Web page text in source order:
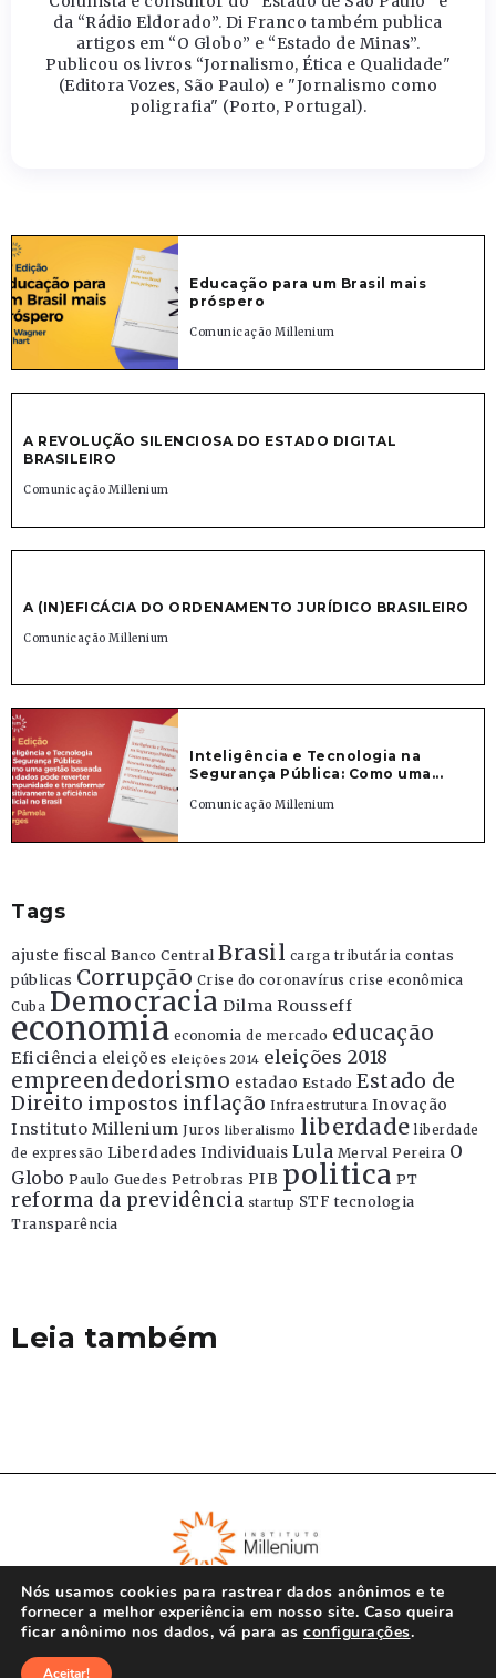
da “Rádio Eldorado”. Di Franco também publica
artigos em “O Globo” e “Estado de Minas”.
Publicou os livros “Jornalismo, Ética e Qualidade"
(Editora Vozes, São Paulo) e "Jornalismo como
poligrafia" (Porto, Portugal).
Educação para um Brasil mais
próspero
Comunicação Millenium
A REVOLUÇÃO SILENCIOSA DO ESTADO DIGITAL
BRASILEIRO
Comunicação Millenium
A (IN)EFICÁCIA DO ORDENAMENTO JURÍDICO BRASILEIRO
Comunicação Millenium
Inteligência e Tecnologia na
Segurança Pública: Como uma...
Comunicação Millenium
Tags
ajuste fiscal Banco Central Brasil carga tributária contas
públicas Corrupção Crise do coronavírus crise econômica
Cuba Democracia Dilma Rousseff
economia economia de mercado educação
Eficiência eleições eleições 2014 eleições 2018
empreendedorismo estadao Estado Estado de
Direito impostos inflação Infraestrutura Inovação
Instituto Millenium Juros liberalismo liberdade liberdade
de expressão Liberdades Individuais Lula Merval Pereira O
Globo Paulo Guedes Petrobras PIB politica PT
reforma da previdência startup STF tecnologia
Transparência
Leia também
Nós usamos cookies para rastrear dados anônimos e te
fornecer a melhor experiência em nosso site. Caso queira
ficar anônimo nos dados, vá para as configurações.
Aceitar!